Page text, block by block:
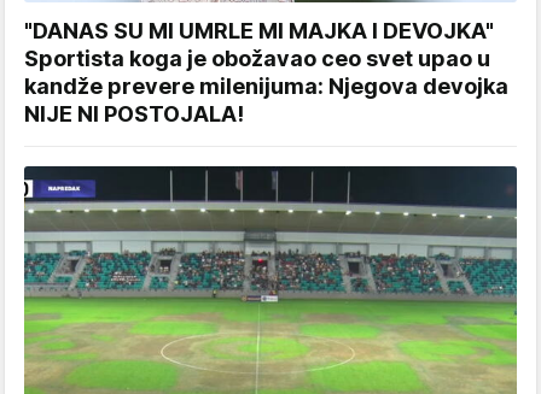
"DANAS SU MI UMRLE MI MAJKA I DEVOJKA"
Sportista koga je obožavao ceo svet upao u
kandže prevere milenijuma: Njegova devojka
NIJE NI POSTOJALA!